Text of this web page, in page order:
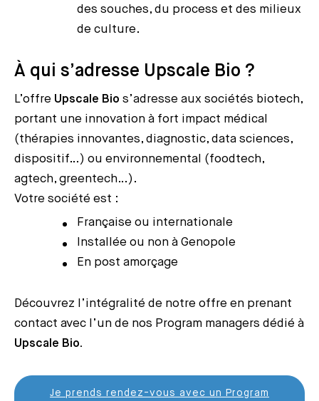
des souches, du process et des milieux
de culture.
À qui s’adresse Upscale Bio ?
L’offre Upscale Bio s’adresse aux sociétés biotech,
portant une innovation à fort impact médical
(thérapies innovantes, diagnostic, data sciences,
dispositif…) ou environnemental (foodtech,
agtech, greentech…).
Votre société est :
Française ou internationale
Installée ou non à Genopole
En post amorçage
Découvrez l’intégralité de notre offre en prenant
contact avec l’un de nos Program managers dédié à
Upscale Bio.
Je prends rendez-vous avec un Program